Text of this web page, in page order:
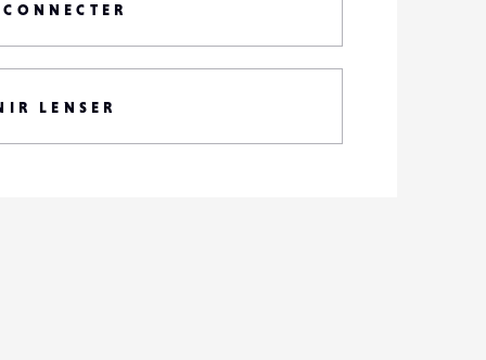
LENSER